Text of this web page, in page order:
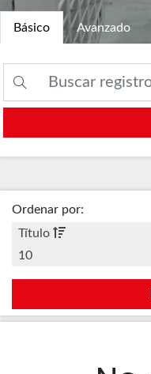
Básico Avanzado
Ordenar por:
Título
10